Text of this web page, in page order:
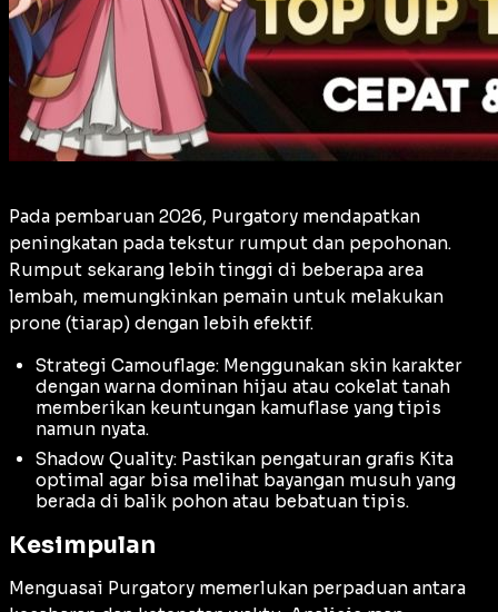
Pada pembaruan 2026, Purgatory mendapatkan
peningkatan pada tekstur rumput dan pepohonan.
Rumput sekarang lebih tinggi di beberapa area
lembah, memungkinkan pemain untuk melakukan
prone (tiarap) dengan lebih efektif.
Strategi Camouflage: Menggunakan skin karakter
dengan warna dominan hijau atau cokelat tanah
memberikan keuntungan kamuflase yang tipis
namun nyata.
Shadow Quality: Pastikan pengaturan grafis Kita
optimal agar bisa melihat bayangan musuh yang
berada di balik pohon atau bebatuan tipis.
Kesimpulan
Menguasai Purgatory memerlukan perpaduan antara